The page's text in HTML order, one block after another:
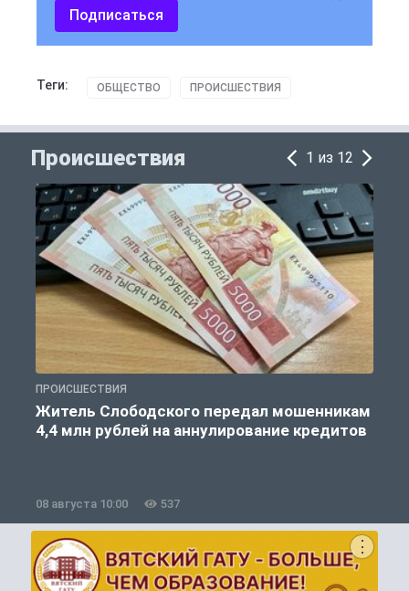
Подписаться
Теги: ОБЩЕСТВО ПРОИСШЕСТВИЯ
Происшествия 1 из 12
ПРОИСШЕСТВИЯ
Житель Слободского передал мошенникам
4,4 млн рублей на аннулирование кредитов
08 августа 10:00 537